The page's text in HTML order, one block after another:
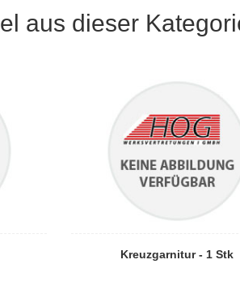
aus dieser
Kreuzgarnitur - 1 Stk